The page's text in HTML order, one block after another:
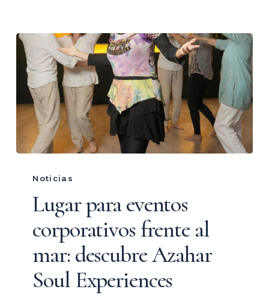
para
eventos
corporativos
frente
mar:
descubre
Noticias
Lugar para eventos
corporativos frente al
mar: descubre Azahar
Soul Experiences